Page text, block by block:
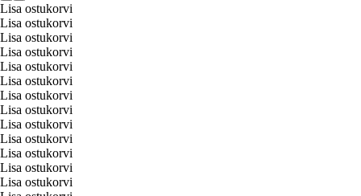
Lisa ostukorvi
Lisa ostukorvi
Lisa ostukorvi
Lisa ostukorvi
Lisa ostukorvi
Lisa ostukorvi
Lisa ostukorvi
Lisa ostukorvi
Lisa ostukorvi
Lisa ostukorvi
Lisa ostukorvi
Lisa ostukorvi
Lisa ostukorvi